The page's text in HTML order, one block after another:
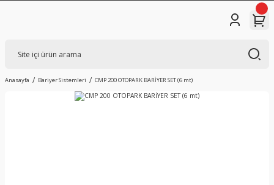
Anasayfa Bariyer Sistemleri CMP 200 OTOPARK BARİYER SET (6 mt)